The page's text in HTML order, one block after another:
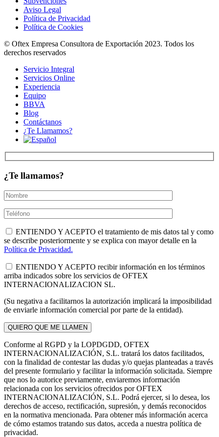
Aviso Legal
Política de Privacidad
Política de Cookies
© Oftex Empresa Consultora de Exportación 2023. Todos los
derechos reservados
Servicio Integral
Servicios Online
Experiencia
Equipo
BBVA
Blog
Contáctanos
¿Te Llamamos?
¿Te llamamos?
ENTIENDO Y ACEPTO el tratamiento de mis datos tal y como
se describe posteriormente y se explica con mayor detalle en la
Política de Privacidad.
ENTIENDO Y ACEPTO recibir información en los términos
arriba indicados sobre los servicios de OFTEX
INTERNACIONALIZACION SL.
(Su negativa a facilitarnos la autorización implicará la imposibilidad
de enviarle información comercial por parte de la entidad).
Conforme al RGPD y la LOPDGDD, OFTEX
INTERNACIONALIZACIÓN, S.L. tratará los datos facilitados,
con la finalidad de contestar las dudas y/o quejas planteadas a través
del presente formulario y facilitar la información solicitada. Siempre
que nos lo autorice previamente, enviaremos información
relacionada con los servicios ofrecidos por OFTEX
INTERNACIONALIZACIÓN, S.L. Podrá ejercer, si lo desea, los
derechos de acceso, rectificación, supresión, y demás reconocidos
en la normativa mencionada. Para obtener más información acerca
de cómo estamos tratando sus datos, acceda a nuestra política de
privacidad.